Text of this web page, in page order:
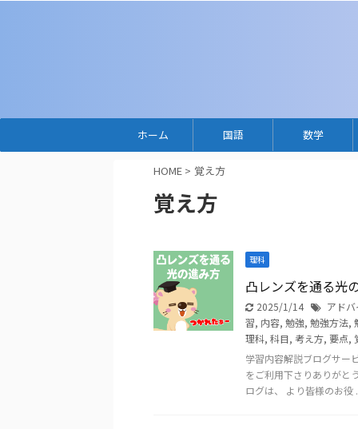
ホーム 国語 数学
HOME > 覚え方
覚え方
理科
凸レンズを通る光
2025/1/14
アド
習, 内容, 勉強, 勉強方法,
理科, 科目, 考え方, 要点,
学習内容解説ブログサー
をご利用下さりありがと
ログは、 より皆様のお役